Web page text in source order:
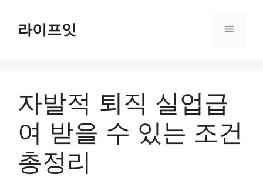
content라이프잇 Menu
자발적 퇴직 실업급
여 받을 수 있는 조건
총정리